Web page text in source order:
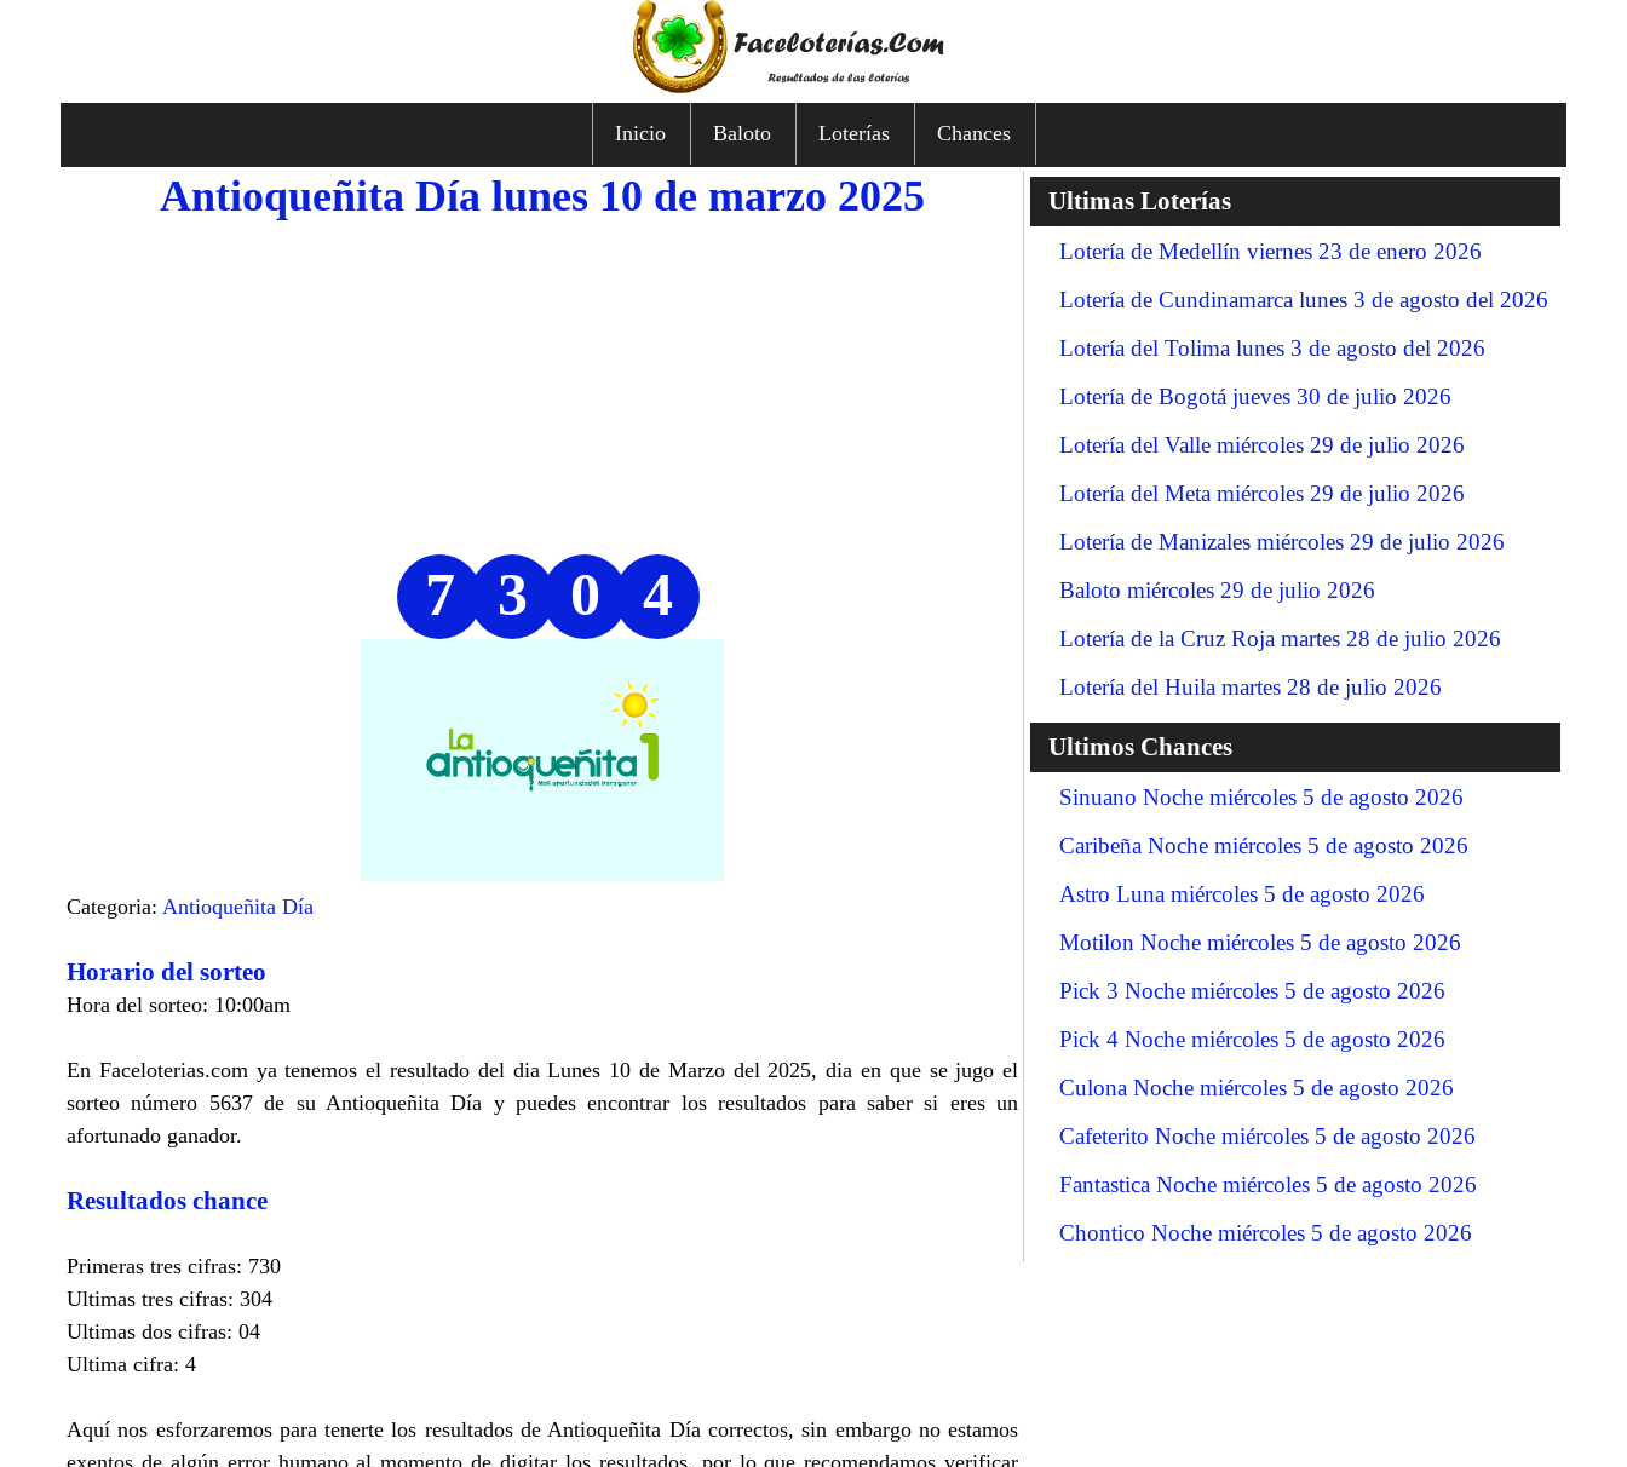
Inicio Baloto Loterías Chances
Antioqueñita Día lunes 10 de marzo 2025
7 3 0 4
Categoria: Antioqueñita Día
Horario del sorteo
Hora del sorteo: 10:00am
En Faceloterias.com ya tenemos el resultado del dia Lunes 10 de Marzo del 2025, dia en que se jugo el
sorteo número 5637 de su Antioqueñita Día y puedes encontrar los resultados para saber si eres un
afortunado ganador.
Resultados chance
Primeras tres cifras: 730
Ultimas tres cifras: 304
Ultimas dos cifras: 04
Ultima cifra: 4
Aquí nos esforzaremos para tenerte los resultados de Antioqueñita Día correctos, sin embargo no estamos
exentos de algún error humano al momento de digitar los resultados, por lo que recomendamos verificar
Ultimas Loterías
Lotería de Medellín viernes 23 de enero 2026
Lotería de Cundinamarca lunes 3 de agosto del 2026
Lotería del Tolima lunes 3 de agosto del 2026
Lotería de Bogotá jueves 30 de julio 2026
Lotería del Valle miércoles 29 de julio 2026
Lotería del Meta miércoles 29 de julio 2026
Lotería de Manizales miércoles 29 de julio 2026
Baloto miércoles 29 de julio 2026
Lotería de la Cruz Roja martes 28 de julio 2026
Lotería del Huila martes 28 de julio 2026
Ultimos Chances
Sinuano Noche miércoles 5 de agosto 2026
Caribeña Noche miércoles 5 de agosto 2026
Astro Luna miércoles 5 de agosto 2026
Motilon Noche miércoles 5 de agosto 2026
Pick 3 Noche miércoles 5 de agosto 2026
Pick 4 Noche miércoles 5 de agosto 2026
Culona Noche miércoles 5 de agosto 2026
Cafeterito Noche miércoles 5 de agosto 2026
Fantastica Noche miércoles 5 de agosto 2026
Chontico Noche miércoles 5 de agosto 2026